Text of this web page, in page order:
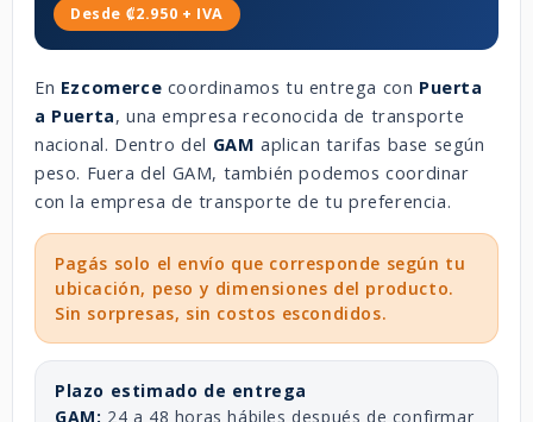
Desde ₡2.950 + IVA
En Ezcomerce coordinamos tu entrega con Puerta
a Puerta, una empresa reconocida de transporte
nacional. Dentro del GAM aplican tarifas base según
peso. Fuera del GAM, también podemos coordinar
con la empresa de transporte de tu preferencia.
Pagás solo el envío que corresponde según tu
ubicación, peso y dimensiones del producto.
Sin sorpresas, sin costos escondidos.
Plazo estimado de entrega
GAM: 24 a 48 horas hábiles después de confirmar